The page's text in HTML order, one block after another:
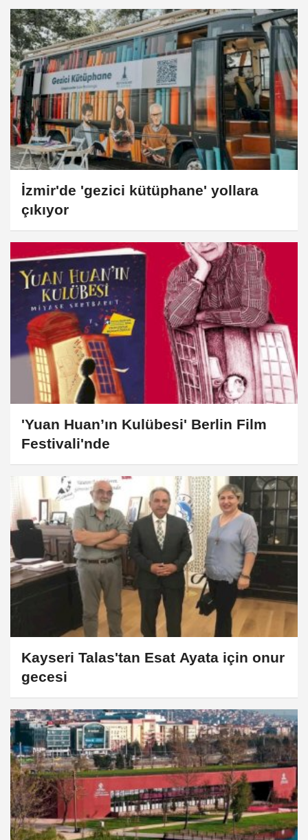
İzmir'de 'gezici kütüphane' yollara
çıkıyor
'Yuan Huan’ın Kulübesi' Berlin Film
Festivali'nde
Kayseri Talas'tan Esat Ayata için onur
gecesi